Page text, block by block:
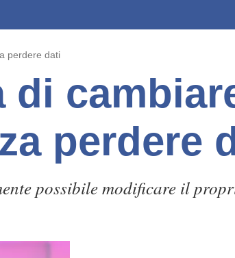
perdere dati
di
perdere
possibile modificare il